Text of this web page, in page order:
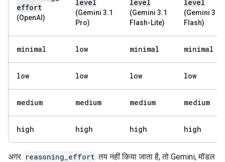
effort
(OpenAI)
level
(Gemini 3.1
Pro)
level
(Gemini 3.1
Flash-Lite)
level
(Gemini 3
Flash)
minimal low minimal minimal
low low low low
medium medium medium medium
high high high high
अगर reasoning_effort तय नहीं किया जाता है, तो Gemini, मॉडल